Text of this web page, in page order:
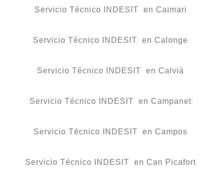
Servicio Técnico INDESIT en Caimari
Servicio Técnico INDESIT en Calonge
Servicio Técnico INDESIT en Calvià
Servicio Técnico INDESIT en Campanet
Servicio Técnico INDESIT en Campos
Servicio Técnico INDESIT en Can Picafort